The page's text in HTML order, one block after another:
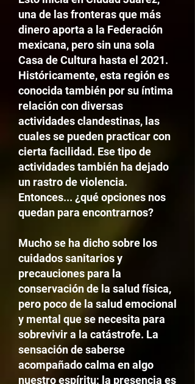
una de las fronteras que más
dinero aporta a la Federación
mexicana, pero sin una sola
Casa de Cultura hasta el 2021.
Históricamente, esta región es
conocida también por su íntima
relación con diversas
actividades clandestinas, las
cuales se pueden practicar con
cierta facilidad. Ese tipo de
actividades también ha dejado
un rastro de violencia.
Entonces... ¿qué opciones nos
quedan para encontrarnos?
Mucho se ha dicho sobre los
cuidados sanitarios y
precauciones para la
conservación de la salud física,
pero poco de la salud emocional
y mental que se necesita para
sobrevivir a la catástrofe. La
sensación de saberse
acompañado calma en algo
nuestro espíritu; la presencia es